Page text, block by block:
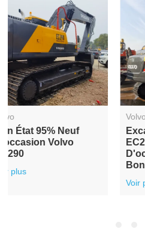
Excavatrice Volvo
EC210 Neuve
D'occasion 95% En